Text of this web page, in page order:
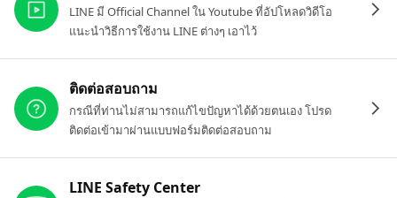
LINE มี Official Channel ใน Youtube ที่อัปโหลดวิดีโอ
แนะนำวิธีการใช้งาน LINE ต่างๆ เอาไว้
ติดต่อสอบถาม
กรณีที่ท่านไม่สามารถแก้ไขปัญหาได้ด้วยตนเอง โปรด
ติดต่อเข้ามาผ่านแบบฟอร์มติดต่อสอบถาม
LINE Safety Center